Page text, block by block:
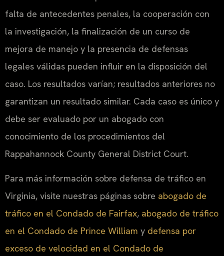
falta de antecedentes penales, la cooperación con
la investigación, la finalización de un curso de
mejora de manejo y la presencia de defensas
legales válidas pueden influir en la disposición del
caso. Los resultados varían; resultados anteriores no
garantizan un resultado similar. Cada caso es único y
debe ser evaluado por un abogado con
conocimiento de los procedimientos del
Rappahannock County General District Court.
Para más información sobre defensa de tráfico en
Virginia, visite nuestras páginas sobre abogado de
tráfico en el Condado de Fairfax, abogado de tráfico
en el Condado de Prince William y defensa por
exceso de velocidad en el Condado de